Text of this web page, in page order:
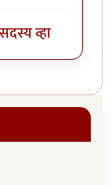
सदस्य व्हा